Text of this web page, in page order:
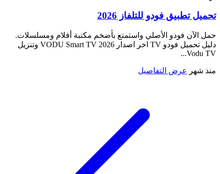
تحميل تطبيق فودو للتلفاز 2026
حمل الآن فودو الأصلي واستمتع بأضخم مكتبة أفلام ومسلسلات.
دليل تحميل فودو TV اخر اصدار 2026 VODU Smart TV‏ وتنزيل
Vodu TV...
منذ شهر عرض التفاصيل